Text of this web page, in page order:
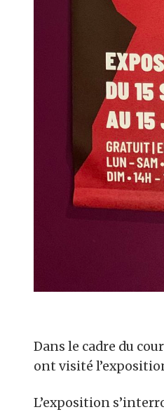
Dans le cadre du
ont visité
L’exposition